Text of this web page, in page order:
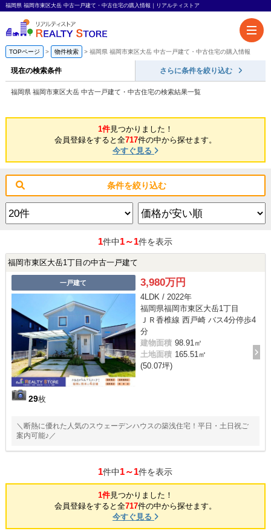
福岡県 福岡市東区大岳 中古一戸建て・中古住宅の購入情報｜リアルティストア
TOPページ 物件検索 福岡県 福岡市東区大岳 中古一戸建て・中古住宅の購入情報
現在の検索条件 さらに条件を絞り込む
福岡県 福岡市東区大岳 中古一戸建て・中古住宅の検索結果一覧
1件見つかりました！
会員登録をすると全717件の中から探せます。
今すぐ見る
条件を絞り込む
1件中1～1件を表示
福岡市東区大岳1丁目の中古一戸建て
一戸建て
29枚
3,980万円
4LDK / 2022年
福岡県福岡市東区大岳1丁目
ＪＲ香椎線 西戸崎 バス4分停歩4
分
建物面積 98.91㎡
土地面積 165.51㎡
(50.07坪)
＼断熱に優れた人気のスウェーデンハウスの築浅住宅！平日・土日祝ご
案内可能♪／
1件中1～1件を表示
1件見つかりました！
会員登録をすると全717件の中から探せます。
今すぐ見る